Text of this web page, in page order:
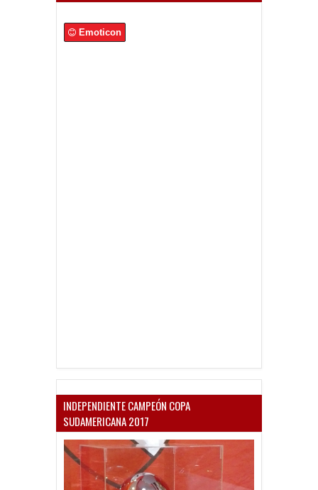
Emoticon
INDEPENDIENTE CAMPEÓN COPA
SUDAMERICANA 2017